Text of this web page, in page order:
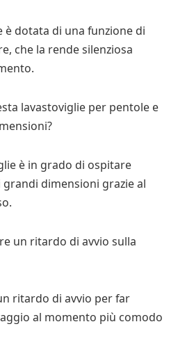
è dotata di una funzione di
che la rende silenziosa
lavastoviglie per pentole e
è in grado di ospitare
dimensioni grazie al
un ritardo di avvio sulla
ritardo di avvio per far
al momento più comodo